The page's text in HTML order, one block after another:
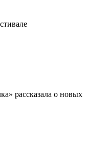
рассказала о новых